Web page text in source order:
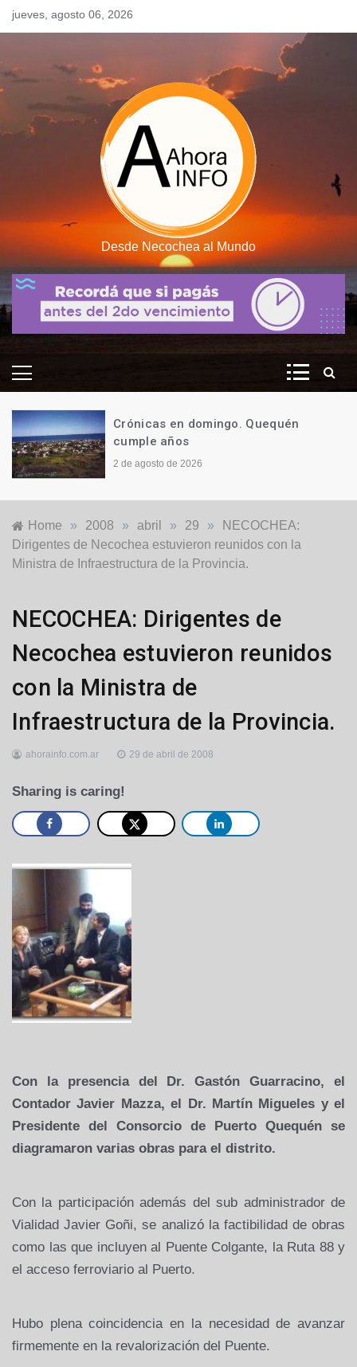
Skipjueves, agosto 06, 2026
Desde Necochea al Mundo
Crónicas en domingo. ¡Y ES TAN,
PERO TAN FÁCIL!
26 de julio de 2026
Home » 2008 » abril » 29 »
NECOCHEA:
Dirigentes de Necochea estuvieron reunidos con la
Ministra de Infraestructura de la Provincia.
Locales
NECOCHEA: Dirigentes de
Necochea estuvieron reunidos
con la Ministra de
Infraestructura de la Provincia.
ahorainfo.com.ar 29 de abril de 2008
Sharing is caring!
Con la presencia del Dr. Gastón Guarracino, el
Contador Javier Mazza, el Dr. Martín Migueles y el
Presidente del Consorcio de Puerto Quequén se
diagramaron varias obras para el distrito.
Con la participación además del sub administrador de
Vialidad Javier Goñi, se analizó la factibilidad de obras
como las que incluyen al Puente Colgante, la Ruta 88 y
el acceso ferroviario al Puerto.
Hubo plena coincidencia en la necesidad de avanzar
firmemente en la revalorización del Puente.